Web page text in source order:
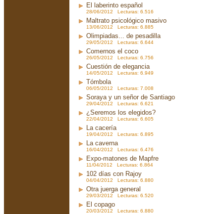
El laberinto español
28/06/2012 Lecturas: 6.516
Maltrato psicológico masivo
13/06/2012 Lecturas: 6.885
Olimpiadas... de pesadilla
29/05/2012 Lecturas: 6.644
Comernos el coco
26/05/2012 Lecturas: 6.756
Cuestión de elegancia
14/05/2012 Lecturas: 6.949
Tómbola
06/05/2012 Lecturas: 7.008
Soraya y un señor de Santiago
29/04/2012 Lecturas: 6.621
¿Seremos los elegidos?
22/04/2012 Lecturas: 6.605
La cacería
19/04/2012 Lecturas: 6.895
La caverna
16/04/2012 Lecturas: 6.476
Expo-matones de Mapfre
11/04/2012 Lecturas: 6.864
102 días con Rajoy
04/04/2012 Lecturas: 6.880
Otra juerga general
29/03/2012 Lecturas: 6.520
El copago
20/03/2012 Lecturas: 6.880